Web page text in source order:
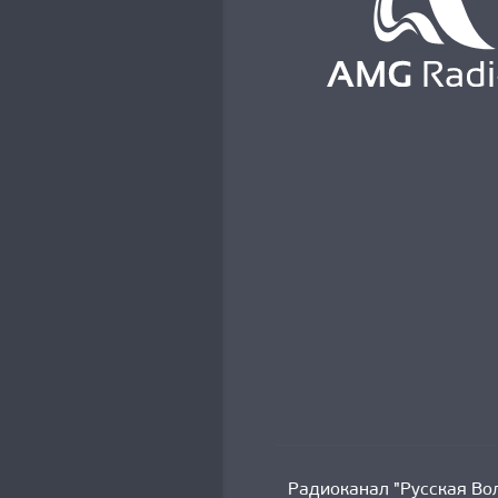
Радиоканал "Русская